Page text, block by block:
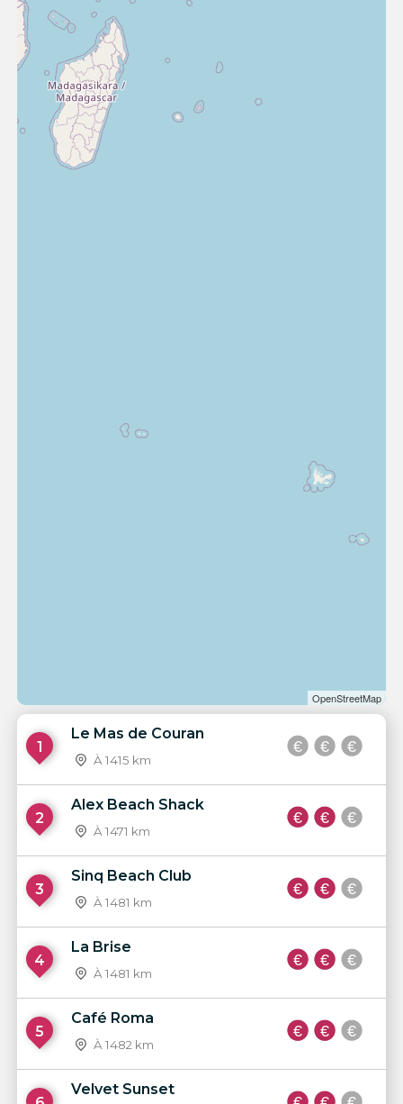
OpenStreetMap
1
Le Mas de Couran
À 1415 km
2
Alex Beach Shack
À 1471 km
3
Sinq Beach Club
À 1481 km
4
La Brise
À 1481 km
5
Café Roma
À 1482 km
Velvet Sunset